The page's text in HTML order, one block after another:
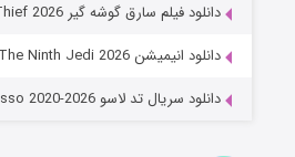
قسمت۱۴ (زیرنویس)
دانلود فیلم سارق گوشه گیر The Isolate Thief 2026
دانلود انیمیشن Star Wars: The Ninth Jedi 2026
دانلود سریال تد لاسو Ted Lasso 2020-2026